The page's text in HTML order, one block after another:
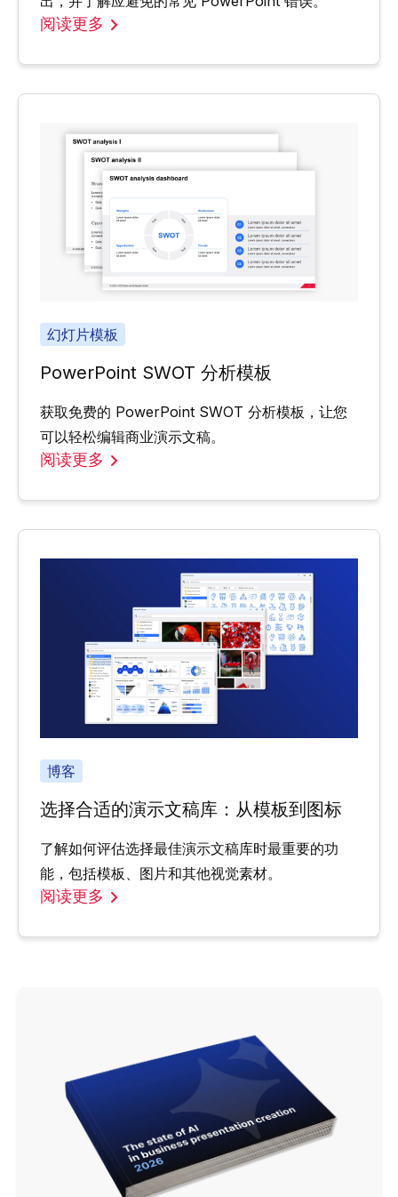
阅读更多
幻灯片模板
PowerPoint SWOT 分析模板
获取免费的 PowerPoint SWOT 分析模板，让您
可以轻松编辑商业演示文稿。
阅读更多
博客
选择合适的演示文稿库：从模板到图标
了解如何评估选择最佳演示文稿库时最重要的功
能，包括模板、图片和其他视觉素材。
阅读更多